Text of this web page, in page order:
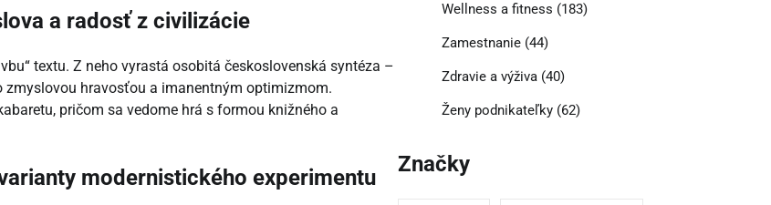
a radosť z civilizácie
textu. Z neho vyrastá osobitá československá syntéza –
hravosťou a imanentným optimizmom.
pričom sa vedome hrá s formou knižného a
modernistického experimentu
Wellness a fitness (183)
Zamestnanie(44)
Zdravie a výživa(40)
Ženy podnikateľky(62)
Značky